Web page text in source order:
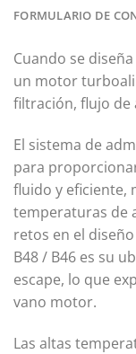
FORMULARIO DE
Cuando se
un motor
filtración, flujo de
El sistema de
para
fluido y eficiente,
temperaturas de
retos en el
B48 / B46 es su
escape, lo que
vano motor.
Las altas